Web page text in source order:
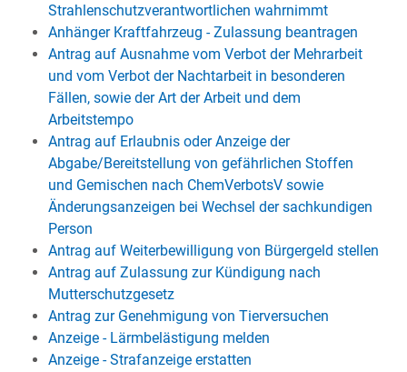
Strahlenschutzverantwortlichen wahrnimmt
Anhänger Kraftfahrzeug - Zulassung beantragen
Antrag auf Ausnahme vom Verbot der Mehrarbeit
und vom Verbot der Nachtarbeit in besonderen
Fällen, sowie der Art der Arbeit und dem
Arbeitstempo
Antrag auf Erlaubnis oder Anzeige der
Abgabe/Bereitstellung von gefährlichen Stoffen
und Gemischen nach ChemVerbotsV sowie
Änderungsanzeigen bei Wechsel der sachkundigen
Person
Antrag auf Weiterbewilligung von Bürgergeld stellen
Antrag auf Zulassung zur Kündigung nach
Mutterschutzgesetz
Antrag zur Genehmigung von Tierversuchen
Anzeige - Lärmbelästigung melden
Anzeige - Strafanzeige erstatten